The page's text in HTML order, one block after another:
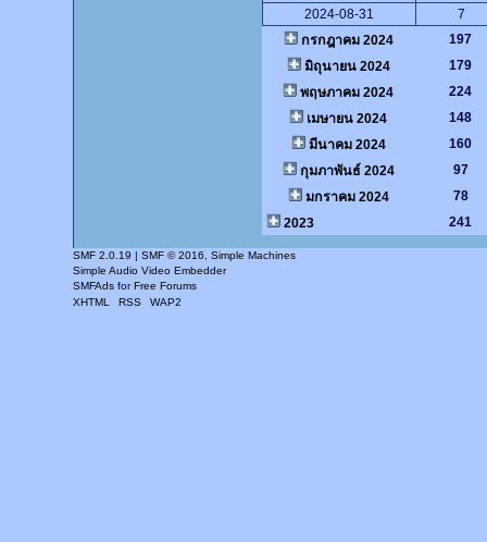
2024-08-31
7
กรกฎาคม 2024
197
มิถุนายน 2024
179
พฤษภาคม 2024
224
เมษายน 2024
148
มีนาคม 2024
160
กุมภาพันธ์ 2024
97
มกราคม 2024
78
2023
241
SMF 2.0.19 | SMF © 2016
Simple Machines
Simple Audio Video Embedder
SMFAds forFree Forums
XHTML
RSS WAP2